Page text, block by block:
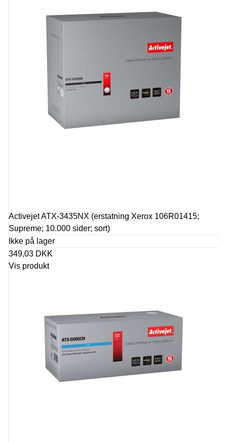
Activejet ATX-3435NX (erstatning Xerox 106R01415;
Supreme; 10.000 sider; sort)
Ikke på lager
349,03 DKK
Vis produkt